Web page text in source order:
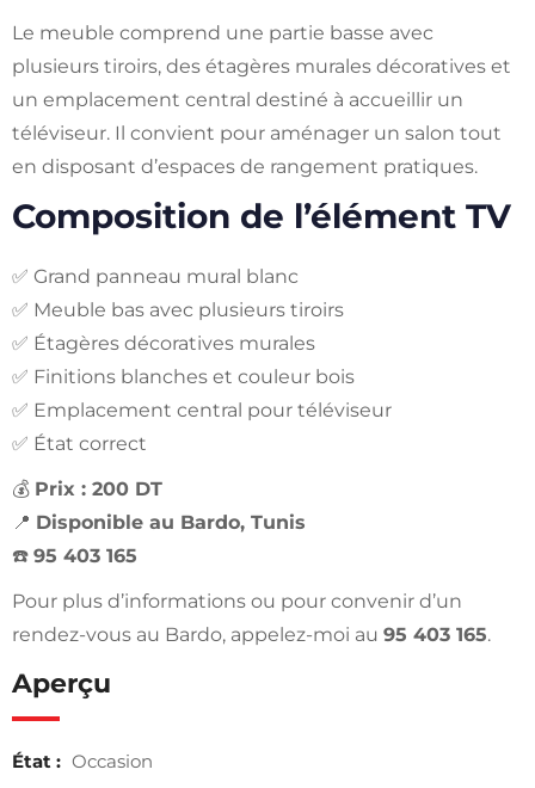
Le meuble comprend une partie basse avec
plusieurs tiroirs, des étagères murales décoratives et
un emplacement central destiné à accueillir un
téléviseur. Il convient pour aménager un salon tout
en disposant d’espaces de rangement pratiques.
Composition de l’élément TV
✅ Grand panneau mural blanc
✅ Meuble bas avec plusieurs tiroirs
✅ Étagères décoratives murales
✅ Finitions blanches et couleur bois
✅ Emplacement central pour téléviseur
✅ État correct
💰 Prix : 200 DT
📍 Disponible au Bardo, Tunis
☎️ 95 403 165
Pour plus d’informations ou pour convenir d’un
rendez-vous au Bardo, appelez-moi au 95 403 165.
Aperçu
État : Occasion